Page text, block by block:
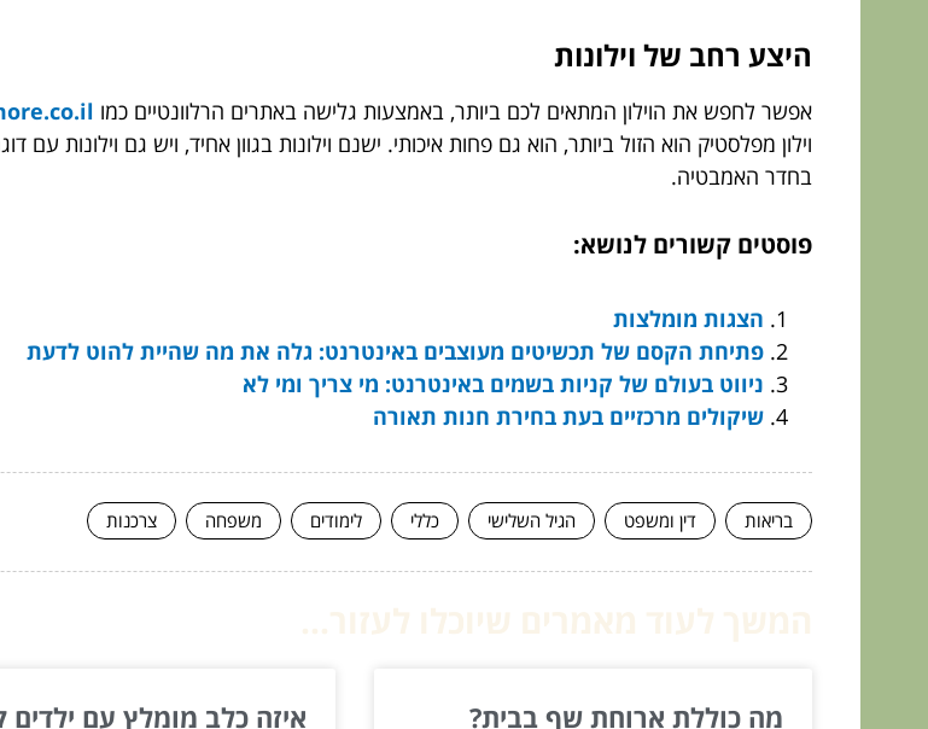
היצע רחב של וילונות
אפשר לחפש את הוילון המתאים לכם ביותר, באמצעות גלישה באתרים הרלוונטיים כמו
וילון מפלסטיק הוא הזול ביותר, הוא גם פחות איכותי. ישנם וילונות בגוון אחיד, ויש גם וילונות
בחדר האמבטיה.
פוסטים קשורים לנושא:
הצגות מומלצות
פתיחת הקסם של תכשיטים מעוצבים באינטרנט: גלה את מה שהיית להוט לדעת
ניווט בעולם של קניות בשמים באינטרנט: מי צריך ומי לא
שיקולים מרכזיים בעת בחירת חנות תאורה
בריאות דין ומשפט הגיל השלישי כללי לימודים משפחה צרכנות
מה כוללת ארוחת שף בבית? איזה כלב מומלץ עם ילדים